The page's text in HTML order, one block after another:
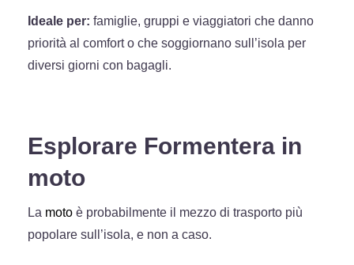
Ideale per: famiglie, gruppi e viaggiatori che danno
priorità al comfort o che soggiornano sull’isola per
diversi giorni con bagagli.
Esplorare Formentera in
moto
La moto è probabilmente il mezzo di trasporto più
popolare sull’isola, e non a caso.